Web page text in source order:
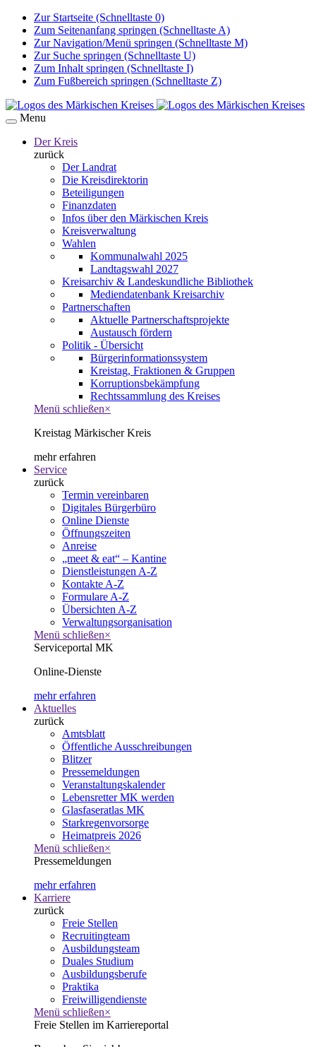
Zur Startseite (Schnelltaste 0)
Zum Seitenanfang springen (Schnelltaste A)
Zur Navigation/Menü springen (Schnelltaste M)
Zur Suche springen (Schnelltaste U)
Zum Inhalt springen (Schnelltaste I)
Zum Fußbereich springen (Schnelltaste Z)
Menu
Der Kreis
zurück
Der Landrat
Die Kreisdirektorin
Beteiligungen
Finanzdaten
Infos über den Märkischen Kreis
Kreisverwaltung
Wahlen
Kommunalwahl 2025
Landtagswahl 2027
Kreisarchiv & Landeskundliche Bibliothek
Mediendatenbank Kreisarchiv
Partnerschaften
Aktuelle Partnerschaftsprojekte
Austausch fördern
Politik - Übersicht
Bürgerinformationssystem
Kreistag, Fraktionen & Gruppen
Korruptionsbekämpfung
Rechtssammlung des Kreises
Menü schließen×
Kreistag Märkischer Kreis
mehr erfahren
Service
zurück
Termin vereinbaren
Digitales Bürgerbüro
Online Dienste
Öffnungszeiten
Anreise
„meet & eat“ – Kantine
Dienstleistungen A-Z
Kontakte A-Z
Formulare A-Z
Übersichten A-Z
Verwaltungsorganisation
Menü schließen×
Serviceportal MK
Online-Dienste
mehr erfahren
Aktuelles
zurück
Amtsblatt
Öffentliche Ausschreibungen
Blitzer
Pressemeldungen
Veranstaltungskalender
Lebensretter MK werden
Glasfaseratlas MK
Starkregenvorsorge
Heimatpreis 2026
Menü schließen×
Pressemeldungen
mehr erfahren
Karriere
zurück
Freie Stellen
Recruitingteam
Ausbildungsteam
Duales Studium
Ausbildungsberufe
Praktika
Freiwilligendienste
Menü schließen×
Freie Stellen im Karriereportal